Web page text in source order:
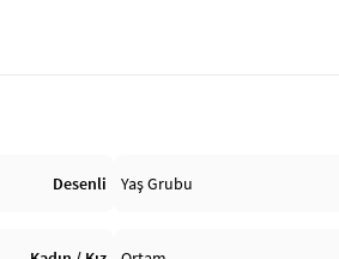
Desenli Yaş Grubu